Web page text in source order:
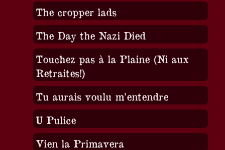
The cropper lads
The Day the Nazi Died
Touchez pas à la Plaine (Ni aux
Retraites!)
Tu aurais voulu m’entendre
U Pulice
Vien la Primavera